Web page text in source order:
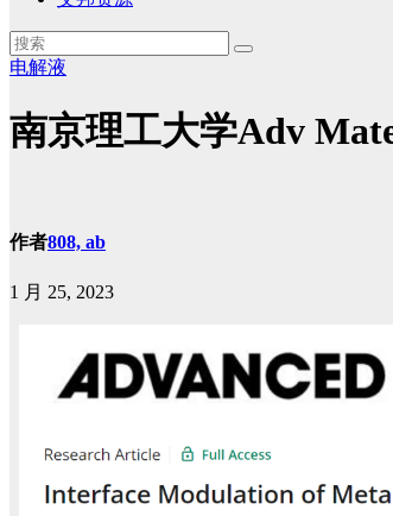
电解液
南京理工大学Adv
作者808, ab
1 月 25, 2023